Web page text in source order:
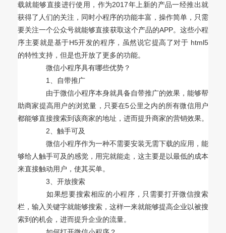
载就能够直接进行使用，作为2017年上新的产品一经推出就
获得了人们的关注，同时小程序的功能丰富，操作简单，只需
要关注一个公众号就能够直接获取这个产品的APP。这些小程
序主要就是基于H5开发的程序，虽然说它提高了对于 html5
的特性支持，但是也开放了更多的功能。
微信小程序具有哪些优势？
1、自带推广
由于微信小程序本身就具备自带推广的效果，能够帮
助商家提高用户的浏览量，只要在5公里之内的所有微信用户
都能够直接搜索到该商家的地址，进而提升商家的营销效果。
2、触手可及
微信小程序作为一种不需要安装无需下载的应用，能
够给人触手可及的感觉，用完就能走，这主要是以最低的成本
来直接触动用户，使其买单。
3、开放搜索
如果想要搜索相应的小程序，只需要打开微信搜索
栏，输入关键字就能够搜索，这样一来就能够提高企业以被搜
索到的机会，进而提升企业的流量。